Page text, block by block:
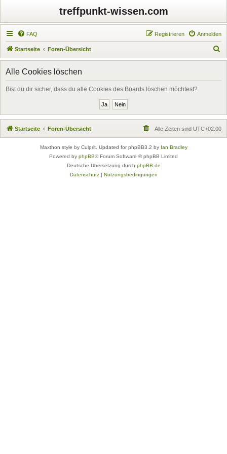
treffpunkt-wissen.com
FAQ Anmelden
Registrieren
Startseite Foren-Übersicht
u
Alle Cookies löschen
Bist du dir sicher, dass du alle Cookies des Boards löschen möchtest?
Startseite Foren-Übersicht Alle Zeiten sind UTC+02:00
Maxthon style by Culprit. Updated for phpBB3.2 by Ian Bradley
Powered by phpBB® Forum Software © phpBB Limited
Deutsche Übersetzung durch phpBB.de
Datenschutz| Nutzungsbedingungen